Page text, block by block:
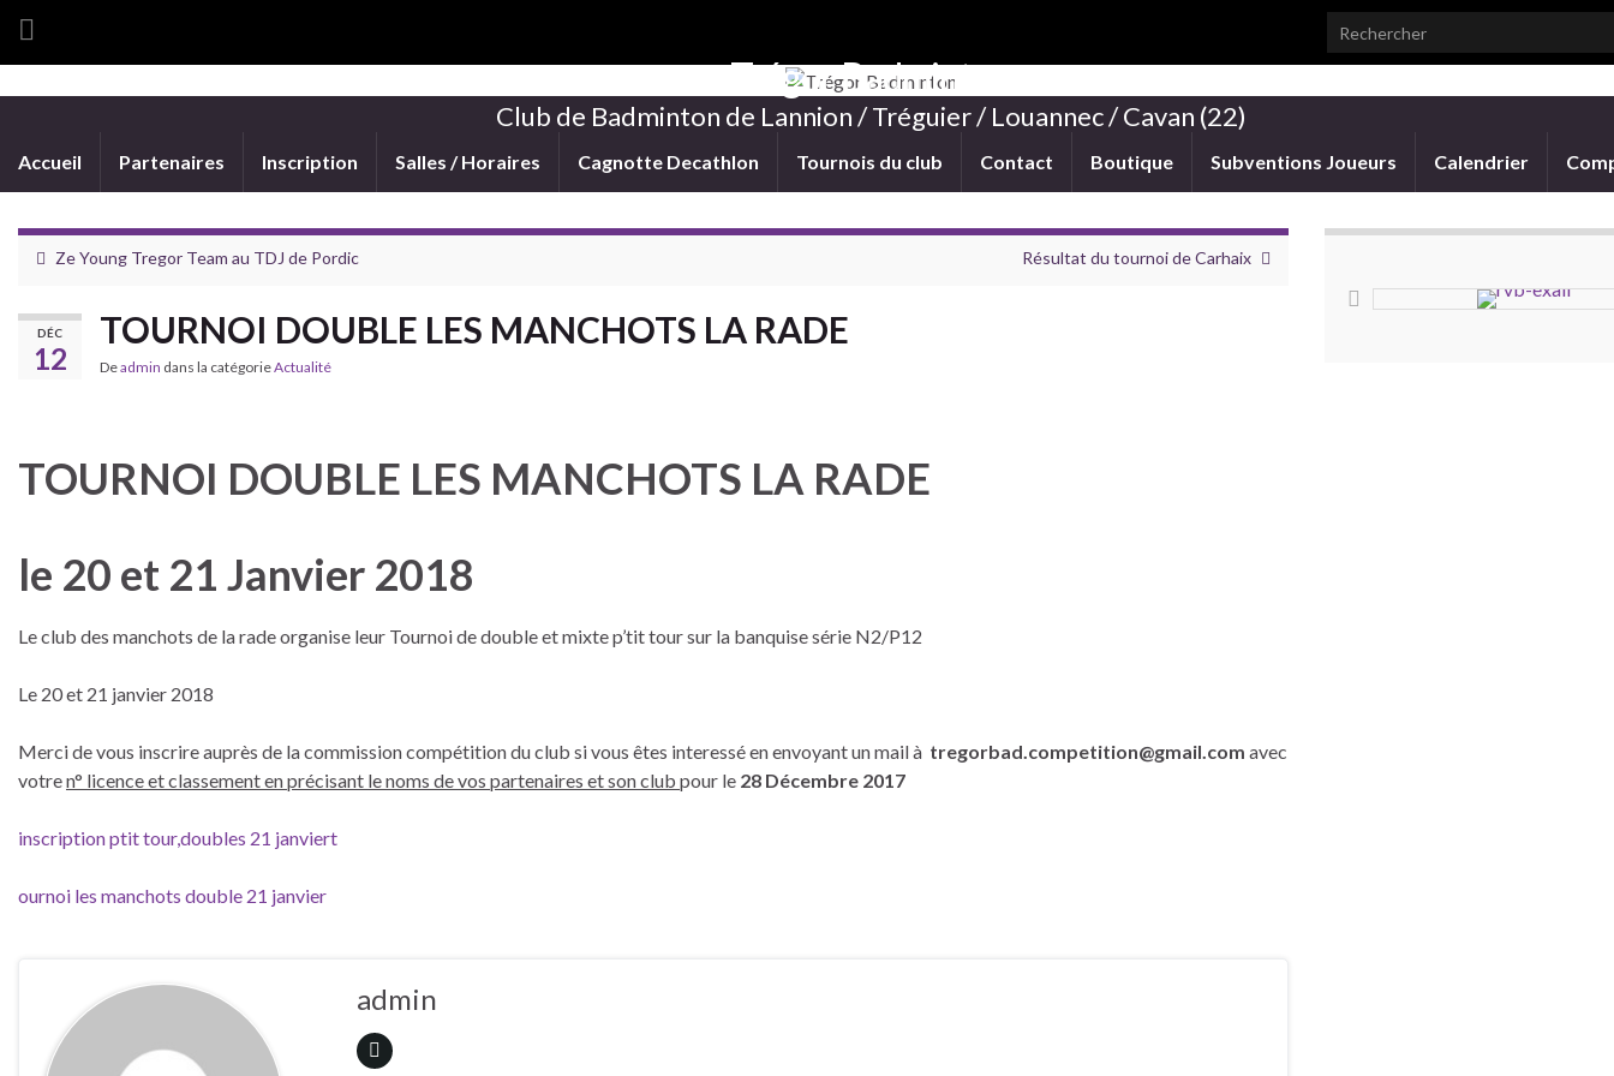
Search for:
Trégor Badminton
Club de Badminton de Lannion / Tréguier / Louannec / Cavan (22)
Accueil Partenaires Inscription Salles / Horaires Cagnotte Decathlon Tournois du club Contact Boutique Subventions Joueurs Calendrier
Ze Young Tregor Team au TDJ de Pordic Résultat du tournoi de Carhaix
DÉC
12
TOURNOI DOUBLE LES MANCHOTS LA RADE
Deadmin dans la catégorieActualité
TOURNOI DOUBLE LES MANCHOTS LA RADE
le 20 et 21 Janvier 2018
Le club des manchots de la rade organise leur Tournoi de double et mixte p’tit tour sur la banquise série N2/P12
Le 20 et 21 janvier 2018
Merci de vous inscrire auprès de la commission compétition du club si vous êtes interessé en envoyant un mail à tregorbad.competition@gmail.com avec
votren° licence et classement en précisant le noms de vos partenaires et son club pour le 28 Décembre 2017
inscription ptit tour,doubles 21 janviert
ournoi les manchots double 21 janvier
admin